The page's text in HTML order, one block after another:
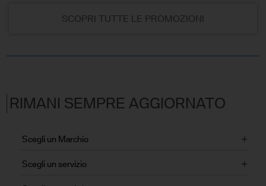
SCOPRI TUTTE LE PROMOZIONI
RIMANI SEMPRE AGGIORNATO